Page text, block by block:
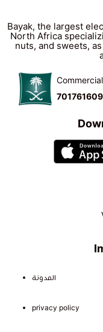
المدونة
privacy policy
Bayak, the largest
North Africa
nuts, and sweets,